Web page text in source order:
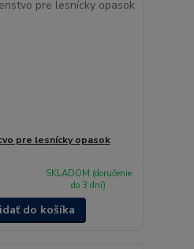
pre lesnícky opasok
SKLADOM (doručenie
do 3 dní)
do košíka